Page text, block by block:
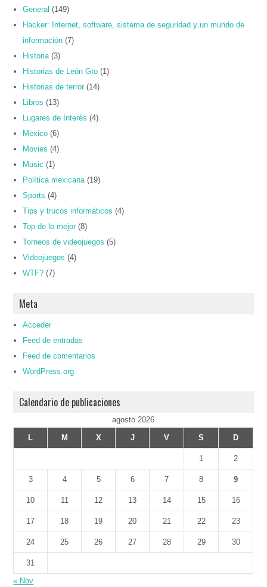
General (149)
Hacker: Internet, software, sistema de seguridad y un mundo de
información (7)
Historia (3)
Historias de León Gto (1)
Historias de terror (14)
Libros (13)
Lugares de Interés (4)
México (6)
Movies (4)
Music (1)
Política mexicana (19)
Sports (4)
Tips y trucos informáticos (4)
Top de lo mejor (8)
Torneos de videojuegos (5)
Videojuegos (4)
WTF? (7)
Meta
Acceder
Feed de entradas
Feed de comentarios
WordPress.org
Calendario de publicaciones
agosto 2026
L
M X J V S D
1 2
3 4 5 6 7 8 9
10 11 12 13 14 15 16
17 18 19 20 21 22 23
24 25 26 27 28 29 30
31
« Nov